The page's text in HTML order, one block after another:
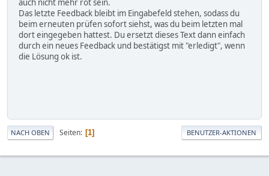
auch nicht mehr rot sein.
Das letzte Feedback bleibt im Eingabefeld stehen, sodass du
beim erneuten prüfen sofort siehst, was du beim letzten mal
dort eingegeben hattest. Du ersetzt dieses Text dann einfach
durch ein neues Feedback und bestätigst mit "erledigt", wenn
die Lösung ok ist.
NACH OBEN Seiten 1 BENUTZER-AKTIONEN